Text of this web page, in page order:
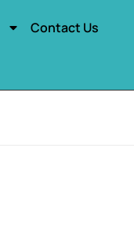
Contact Us